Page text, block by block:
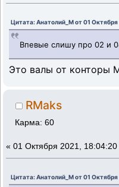
Цитата: Анатолий_М от 01
Впевые слишу про 02 и
Это валы от конторы
RMaks
Карма: 60
« 01 Октября 2021, 18:04:20
Цитата: Анатолий_М от 01